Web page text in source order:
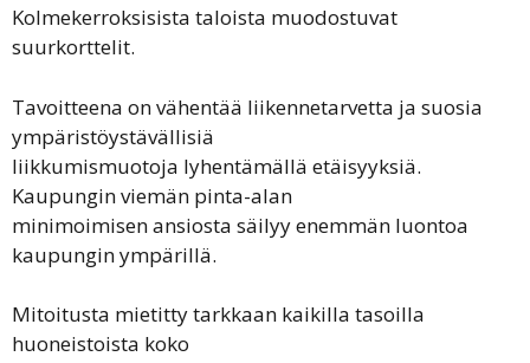
Kolmekerroksisista taloista muodostuvat
suurkorttelit.
Tavoitteena on vähentää liikennetarvetta ja suosia
ympäristöystävällisiä
liikkumismuotoja lyhentämällä etäisyyksiä.
Kaupungin viemän pinta-alan
minimoimisen ansiosta säilyy enemmän luontoa
kaupungin ympärillä.
Mitoitusta mietitty tarkkaan kaikilla tasoilla
huoneistoista koko